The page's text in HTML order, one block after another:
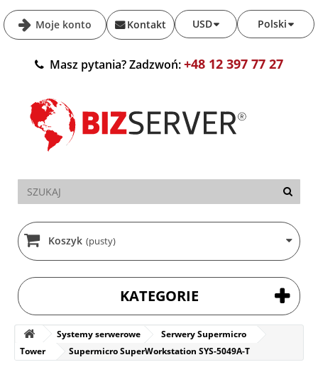
Moje konto Polski
USD
Kontakt
Masz pytania? Zadzwoń:+48 12 397 77 27
Koszyk (pusty)
KATEGORIE
Systemy serwerowe
Serwery Supermicro
Tower
Supermicro SuperWorkstation SYS-5049A-T